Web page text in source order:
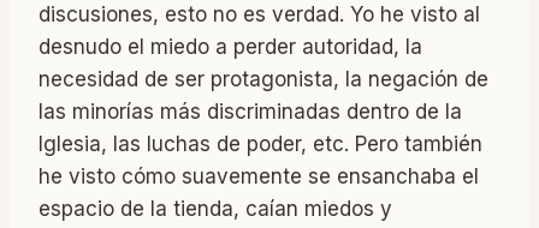
discusiones, esto no es verdad. Yo he visto al
desnudo el miedo a perder autoridad, la
necesidad de ser protagonista, la negación de
las minorías más discriminadas dentro de la
Iglesia, las luchas de poder, etc. Pero también
he visto cómo suavemente se ensanchaba el
espacio de la tienda, caían miedos y